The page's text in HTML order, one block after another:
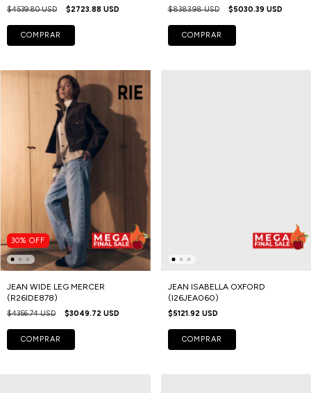
$4539.80 USD $2723.88 USD
COMPRAR
$8383.98 USD $5030.39 USD
COMPRAR
30% OFF
JEAN WIDE LEG MERCER
(R26IDE878)
$4356.74 USD $3049.72 USD
COMPRAR
JEAN ISABELLA OXFORD
(I26JEA060)
$5121.92 USD
COMPRAR